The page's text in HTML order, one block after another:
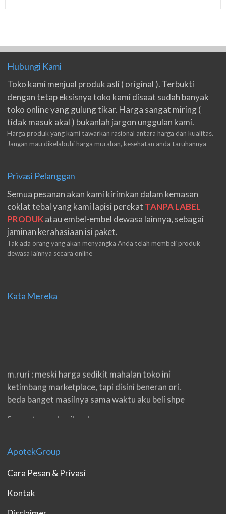
Hubungi Kami
Toko kami menjual produk asli ( original ). Terbukti
dengan tetap eksisnya toko kami disaat sudah banyak
toko online yang gulung tikar. Harga sangat miring (
tidak masuk akal ) bukanlah jargon unggulan kami.
Harga produk yang kami tawarkan rasional antara harga dan kualitas.
Jangan mau dikelabuhi harga murahan, kesehatan anda taruhannya
Privasi Pelanggan
Semua pesanan akan kami kirimkan dalam kemasan
coklat tebal yang kami lapisi perekat TANPA LABEL
PRODUKatau embel-embel dewasa lainnya, sebagai
jaminan kerahasiaan isi paket.
Tak ada orang yang akan menyangka Anda telah membeli produk
dewasa lainnya secara online
Kata Mereka
m.ruri : meski harga sedikit mahalan toko ini
ketimbang marketplace, tapi disini beneran ori.
beda banget masilnya sama waktu aku beli shpe
Suwanto : makasih pak.
double. beneran sama sekali tidak ada nama
eko padang : ko brang udh sampek, kan bru 2 hri
gan. cpet bgt
ApotekGroup
Cara Pesan & Privasi
Kontak